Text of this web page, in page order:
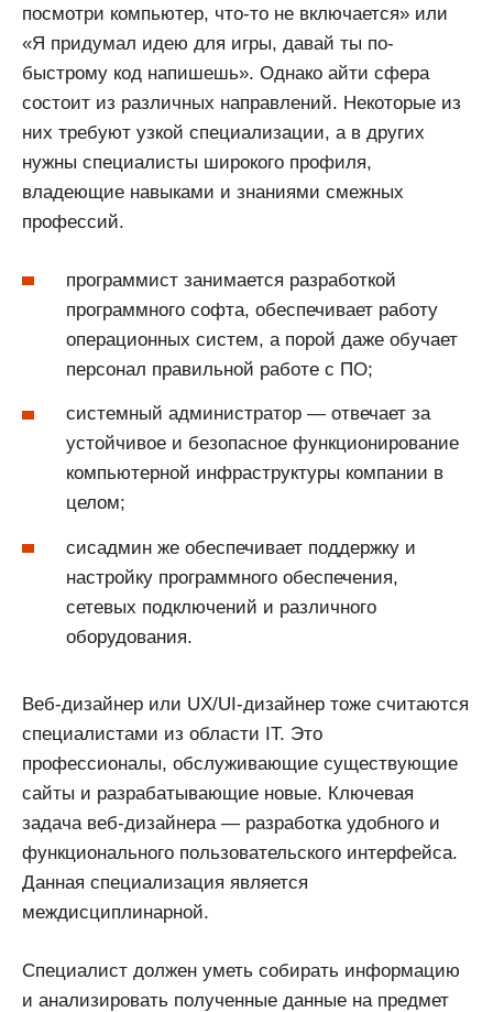
посмотри компьютер, что-то не включается» или
«Я придумал идею для игры, давай ты по-
быстрому код напишешь». Однако айти сфера
состоит из различных направлений. Некоторые из
них требуют узкой специализации, а в других
нужны специалисты широкого профиля,
владеющие навыками и знаниями смежных
профессий.
программист занимается разработкой
программного софта, обеспечивает работу
операционных систем, а порой даже обучает
персонал правильной работе с ПО;
системный администратор — отвечает за
устойчивое и безопасное функционирование
компьютерной инфраструктуры компании в
целом;
сисадмин же обеспечивает поддержку и
настройку программного обеспечения,
сетевых подключений и различного
оборудования.
Веб-дизайнер или UX/UI-дизайнер тоже считаются
специалистами из области IT. Это
профессионалы, обслуживающие существующие
сайты и разрабатывающие новые. Ключевая
задача веб-дизайнера — разработка удобного и
функционального пользовательского интерфейса.
Данная специализация является
междисциплинарной.
Специалист должен уметь собирать информацию
и анализировать полученные данные на предмет